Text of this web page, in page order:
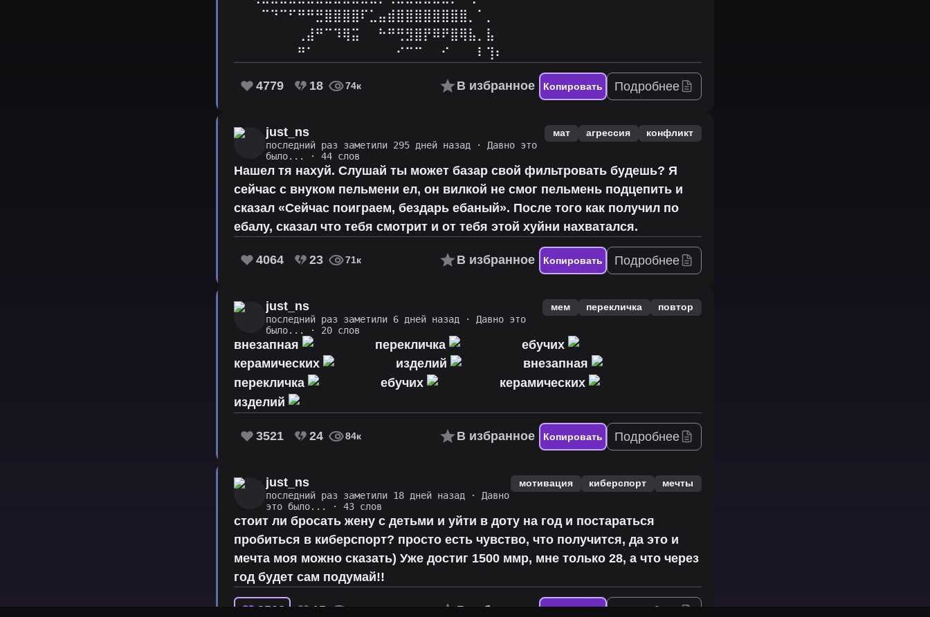
⠀⠀⠀⠉⠙⠉⠋⠛⠛⣛⣿⣿⣿⣿⠏⣁⣤⣾⣿⣿⣿⣿⣿⣿⣿⣿⡀⠁⡀⠀
⠀⠀⠀⠀⠀⠀⠀⢀⣼⠛⠉⠹⢿⣭⠀⠀⠓⠛⢛⣻⣿⡟⠿⠟⣿⢿⣧⡀⣧⠀
⠀⠀⠀⠀⠀⠀⠀⠛⠁⠀⠀⠀⠀⠀⠀⠀⠀⠀⠊⠉⠉⠀⠀⠊⠀⠀⠀⠇⢹⠆
4779 18 74к В избранное Копировать Подробнее
just_ns
последний раз заметили 295 дней назад ·
Давно это
было...
· 44 слов
мат агрессия конфликт
Нашел тя нахуй. Слушай ты может базар свой фильтровать будешь? Я
сейчас с внуком пельмени ел, он вилкой не смог пельмень подцепить и
сказал «Сейчас поиграем, бездарь ебаный». После того как получил по
ебалу, сказал что тебя смотрит и от тебя этой хуйни нахватался.
4064 23 71к В избранное Копировать Подробнее
just_ns
последний раз заметили 6 дней назад ·
Давно это
было...
· 20 слов
мем перекличка повтор
внезапная перекличка
ебучих
керамических
изделий
внезапная
перекличка
ебучих
керамических
изделий
3521 24 84к В избранное Копировать Подробнее
just_ns
последний раз заметили 18 дней назад ·
Давно
это было...
· 43 слов
мотивация киберспорт мечты
стоит ли бросать жену с детьми и уйти в доту на год и постараться
пробиться в киберспорт? просто есть чувство, что получится, да это и
мечта моя можно сказать) Уже достиг 1500 ммр, мне только 28, а что через
год будет сам подумай!!
3508 15 В избранное Копировать Подробнее